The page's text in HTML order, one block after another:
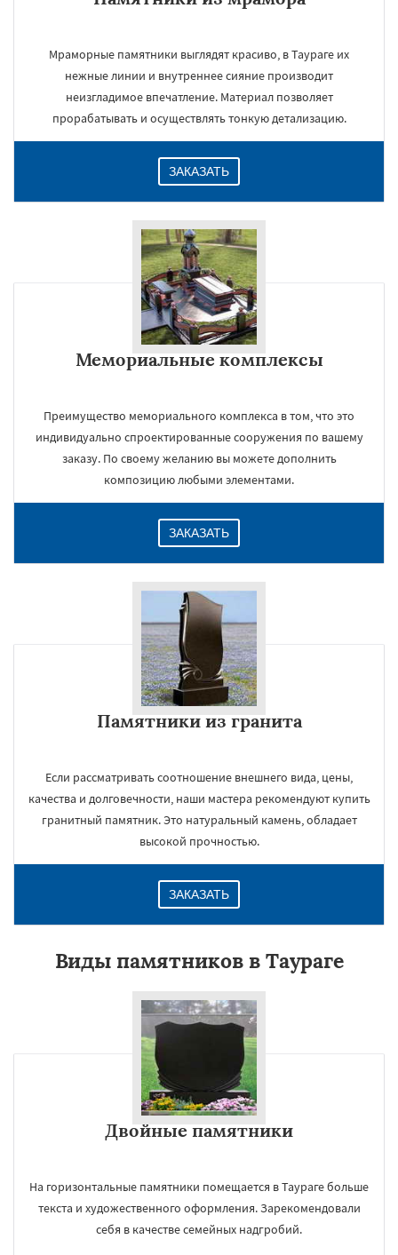
Мраморные памятники выглядят красиво, в Таураге их
нежные линии и внутреннее сияние производит
неизгладимое впечатление. Материал позволяет
прорабатывать и осуществлять тонкую детализацию.
ЗАКАЗАТЬ
Мемориальные комплексы
Преимущество мемориального комплекса в том, что это
индивидуально спроектированные сооружения по вашему
заказу. По своему желанию вы можете дополнить
композицию любыми элементами.
ЗАКАЗАТЬ
Памятники из гранита
Если рассматривать соотношение внешнего вида, цены,
качества и долговечности, наши мастера рекомендуют купить
гранитный памятник. Это натуральный камень, обладает
высокой прочностью.
ЗАКАЗАТЬ
Виды памятников в Таураге
Двойные памятники
На горизонтальные памятники помещается в Таураге больше
текста и художественного оформления. Зарекомендовали
себя в качестве семейных надгробий.